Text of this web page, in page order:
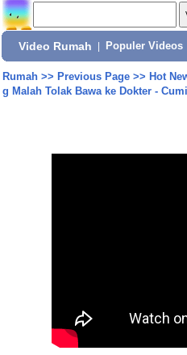
Video Rumah Populer Videos
Rumah>> Previous Page>> Hot
g Malah Tolak Bawa ke Dokter -